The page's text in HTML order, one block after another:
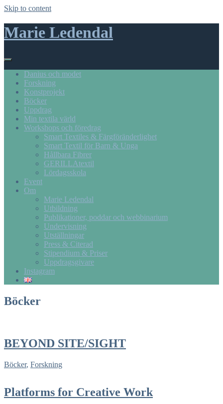
Skip to content
Marie Ledendal
Danius och modet
Forskning
Konstprojekt
Böcker
Uppdrag
Min textila värld
Workshops och föredrag
Smart Textiles & Färgföränderlighet
Smart Textil för Barn & Unga
Hållbara Fibrer
GERILLAtextil
Lördagsskola
Event
Om
Marie Ledendal
Utbildning
Publikationer, poddar och webbinarium
Undervisning
Utställningar
Press & Citerad
Stipendium & Priser
Uppdragsgivare
Instagram
Böcker
BEYOND SITE/SIGHT
Böcker, Forskning
Platforms for Creative Work